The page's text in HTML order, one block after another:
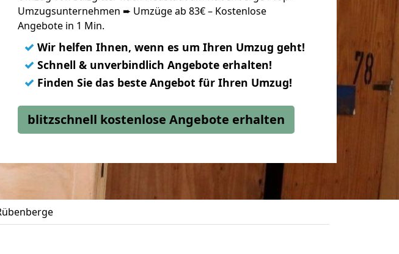
Umzugsunternehmen ➨ Umzüge ab 83€ – Kostenlose
Angebote in 1 Min.
✓ Wir helfen Ihnen, wenn es um Ihren Umzug geht!
✓ Schnell & unverbindlich Angebote erhalten!
✓ Finden Sie das beste Angebot für Ihren Umzug!
blitzschnell kostenlose Angebote erhalten